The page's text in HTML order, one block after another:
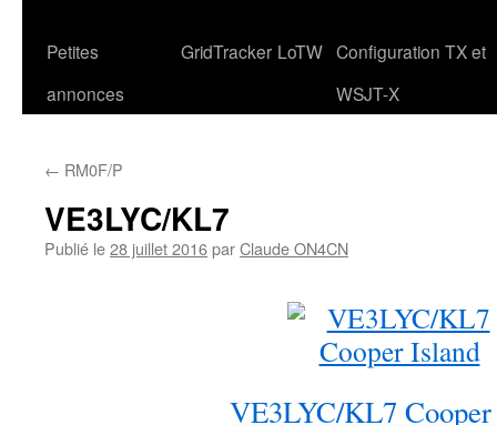
Petites
annonces
GridTracker LoTW Configuration TX et
WSJT-X
← RM0F/P
VE3LYC/KL7
Publié le28 juillet 2016parClaude ON4CN
VE3LYC/KL7